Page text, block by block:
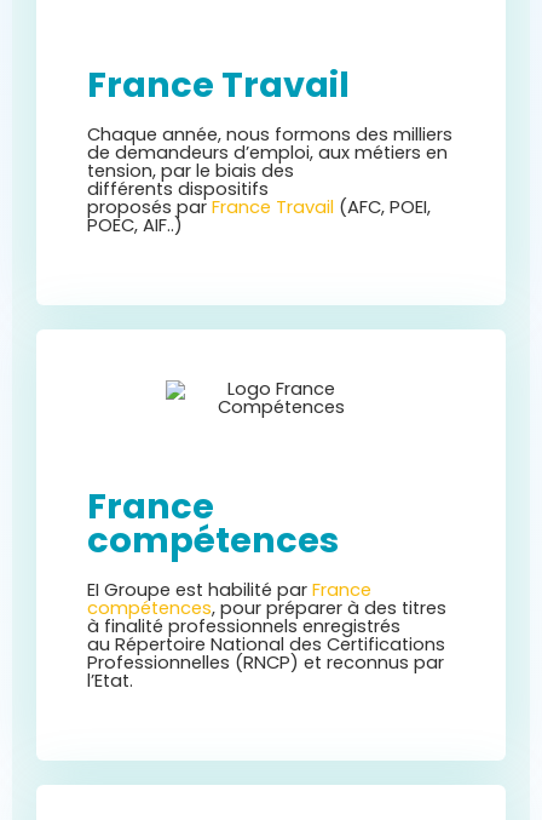
Formations certifiantes
Formations réglementaires
France Travail
Chaque année, nous formons des milliers
de demandeurs d’emploi, aux métiers en
tension, par le biais des
différents dispositifs
proposés par France Travail (AFC, POEI,
POEC, AIF..)
France
compétences
EI Groupe est habilité par France
compétences, pour préparer à des titres
à finalité professionnels enregistrés
au Répertoire National des Certifications
Professionnelles (RNCP) et reconnus par
l’Etat.